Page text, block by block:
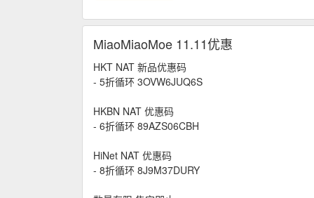
MiaoMiaoMoe 11.11优惠
HKT NAT 新品优惠码
- 5折循环 3OVW6JUQ6S
HKBN NAT 优惠码
- 6折循环 89AZS06CBH
HiNet NAT 优惠码
- 8折循环 8J9M37DURY